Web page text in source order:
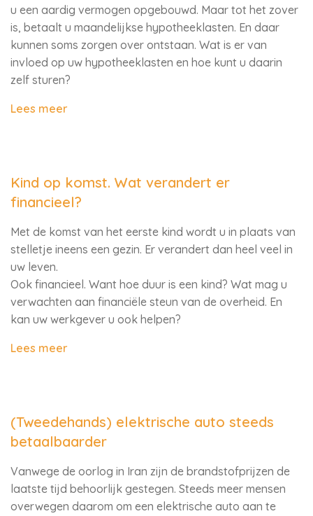
u een aardig vermogen opgebouwd. Maar tot het zover
is, betaalt u maandelijkse hypotheeklasten. En daar
kunnen soms zorgen over ontstaan. Wat is er van
invloed op uw hypotheeklasten en hoe kunt u daarin
zelf sturen?
Lees meer
Kind op komst. Wat verandert er
financieel?
Met de komst van het eerste kind wordt u in plaats van
stelletje ineens een gezin. Er verandert dan heel veel in
uw leven.
Ook financieel. Want hoe duur is een kind? Wat mag u
verwachten aan financiële steun van de overheid. En
kan uw werkgever u ook helpen?
Lees meer
(Tweedehands) elektrische auto steeds
betaalbaarder
Vanwege de oorlog in Iran zijn de brandstofprijzen de
laatste tijd behoorlijk gestegen. Steeds meer mensen
overwegen daarom om een elektrische auto aan te